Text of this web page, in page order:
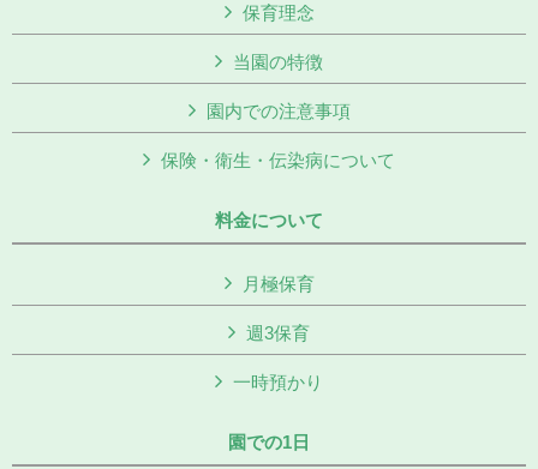
保育理念
当園の特徴
園内での注意事項
保険・衛生・伝染病について
料金について
月極保育
週3保育
一時預かり
園での1日